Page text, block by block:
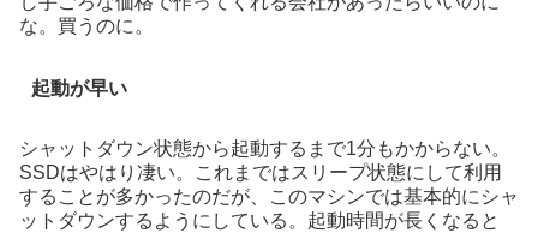
な。買うのに。
起動が早い
シャットダウン状態から起動するまで1分もかからない。
SSDはやはり凄い。これまではスリープ状態にして利用
することが多かったのだが、このマシンでは基本的にシャ
ットダウンするようにしている。起動時間が長くなると